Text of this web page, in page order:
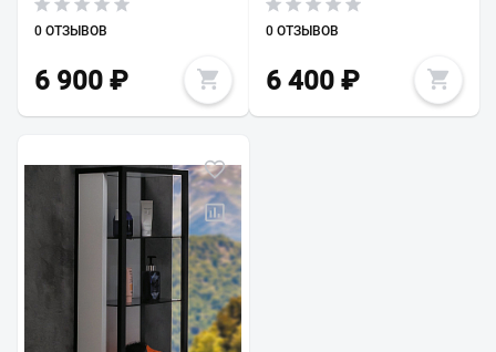
0 ОТЗЫВОВ
6 900 ₽
0 ОТЗЫВОВ
6 400₽